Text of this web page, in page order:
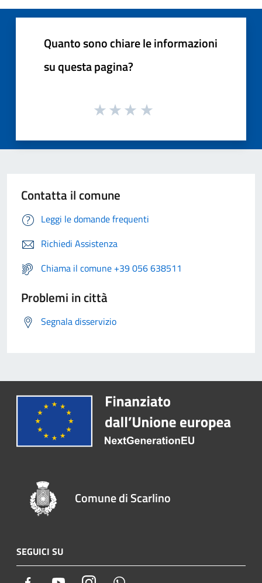
Quanto sono chiare le informazioni
su questa pagina?
Contatta il comune
Leggi le domande frequenti
Richiedi Assistenza
Chiama il comune +39 056 638511
Problemi in città
Segnala disservizio
Comune di Scarlino
SEGUICI SU